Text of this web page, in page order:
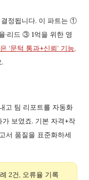
정됩니다. 이 파트는 ①
·리드 ③ 1억을 위한 영
‘문턱 통과+신뢰’ 기능,
고 팀 리포트를 자동화
보였죠. 기본 자격+작
서 품질을 표준화하세
2건, 오류율 기록